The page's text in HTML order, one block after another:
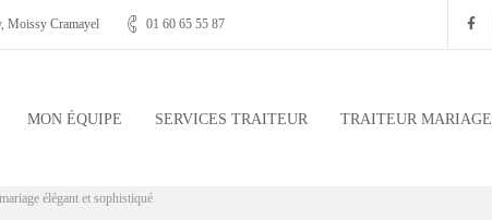
Moissy Cramayel 01 60 65 55 87
MON ÉQUIPE SERVICES TRAITEUR TRAITEUR MARIAGE
élégant et sophistiqué